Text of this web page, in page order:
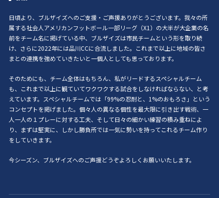
日頃より、ブルザイズへのご支援・ご声援ありがとうございます。我々の所
属する社会人アメリカンフットボール一部リーグ（X1）の大半が大企業の名
前をチーム名に掲げている中、ブルザイズは市民チームという形を取り続
け、さらに2022年には品川CCに合流しました。これまで以上に地域の皆さ
まとの連携を強めていきたいと一個人としても思っております。
そのためにも、チーム全体はもちろん、私がリードするスペシャルチーム
も、これまで以上に観ていてワクワクする試合をしなければならない、と考
えています。スペシャルチームでは「99%の忍耐と、1%のおもろさ」という
コンセプトを掲げました。個々人の異なる個性を最大限に引き出す戦術、一
人一人の１プレーに対する工夫、そして日々の細かい練習の積み重ねによ
り、まずは堅実に、しかし勝負所では一気に勢いを持ってこれるチーム作り
をしていきます。
今シーズン、ブルザイズへのご声援どうぞよろしくお願いいたします。